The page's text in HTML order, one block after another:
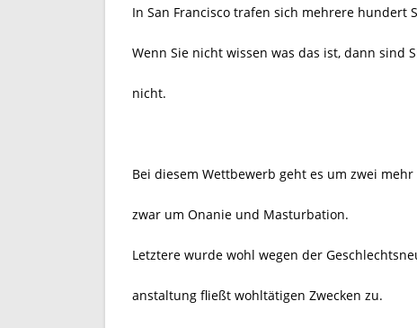
In San Francisco trafen sich mehrere hundert
Wenn Sie nicht wissen was das ist, dann sind
nicht.
Bei diesem Wettbewerb geht es um zwei
zwar um Onanie und Masturbation.
Letztere wurde wohl wegen der
anstaltung fließt wohltätigen Zwecken zu.